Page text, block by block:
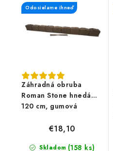
Záhradná obruba
Roman Stone hnedá
120 cm, gumová
Odosielame ihneď
Skladom (158 ks)
€18,10